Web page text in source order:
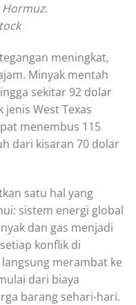
Hormuz.
meningkat,
Minyak mentah
sekitar 92 dolar
jenis West Texas
menembus 115
dari kisaran 70 dolar
satu hal yang
sistem energi global
dan gas menjadi
konflik di
merambat ke
dari biaya
barang sehari-hari.